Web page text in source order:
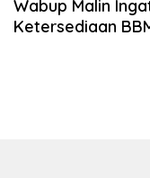
Wabup Malin
Ketersediaan